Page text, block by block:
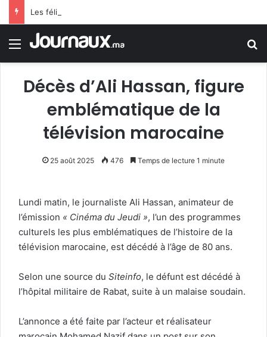
Menu
Décès d’Ali Hassan, figure
emblématique de la
télévision marocaine
25 août 2025 476 Temps de lecture 1 minute
Lundi matin, le journaliste Ali Hassan, animateur de
l’émission « Cinéma du Jeudi », l’un des programmes
culturels les plus emblématiques de l’histoire de la
télévision marocaine, est décédé à l’âge de 80 ans.
Selon une source du Siteinfo, le défunt est décédé à
l’hôpital militaire de Rabat, suite à un malaise soudain.
L’annonce a été faite par l’acteur et réalisateur